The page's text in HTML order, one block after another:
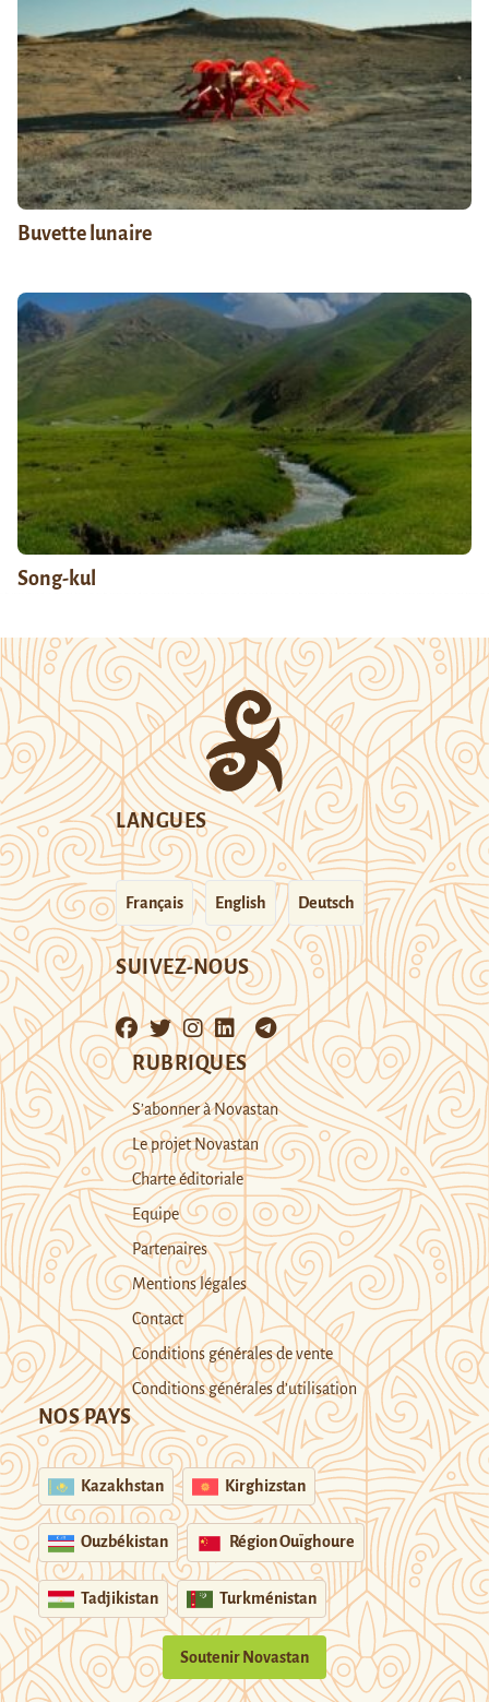
Buvette lunaire
Song-kul
LANGUES
Français English Deutsch
SUIVEZ-NOUS
RUBRIQUES
S’abonner à Novastan
Le projet Novastan
Charte éditoriale
Equipe
Partenaires
Mentions légales
Contact
Conditions générales de vente
Conditions générales d’utilisation
NOS PAYS
Kazakhstan Kirghizstan
Ouzbékistan Région Ouïghoure
Tadjikistan Turkménistan
Soutenir Novastan